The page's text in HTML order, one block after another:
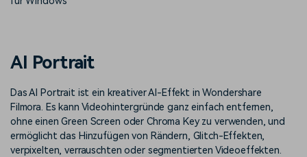
Trends
Lernen, ausdrücken und
erweitern Sie Ihre
Videobearbeitungs-
Fähigkeiten mit Filmora
Erfahren Sie, wie Sie einen
Spezialeffekt erzeugen
können
Unsere Mission, Geschichte
Bewertungen
Kunden-Geschichten Affiliate-Programm
Suchen
AI Portrait
Das AI Portrait ist ein kreativer AI-Effekt in Wondershare
Filmora. Es kann Videohintergründe ganz einfach entfernen,
ohne einen Green Screen oder Chroma Key zu verwenden, und
ermöglicht das Hinzufügen von Rändern, Glitch-Effekten,
verpixelten, verrauschten oder segmentierten Videoeffekten.